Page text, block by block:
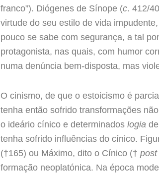
franco”). Diógenes de Sínope (c. 412/
virtude do seu estilo de vida
pouco se sabe com segurança, a tal
protagonista, nas quais, com humor
numa denúncia bem-disposta, mas
O cinismo, de que o estoicismo é
tenha então sofrido transformações
o ideário cínico e determinados logiade
tenha sofrido influências do cínico.
(†165) ou Máximo, dito o Cínico († post
formação neoplatónica. Na época